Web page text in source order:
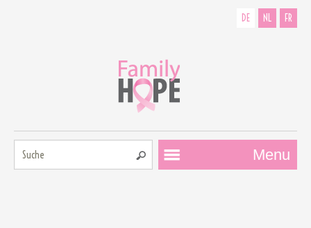
DE NL FR
Menu